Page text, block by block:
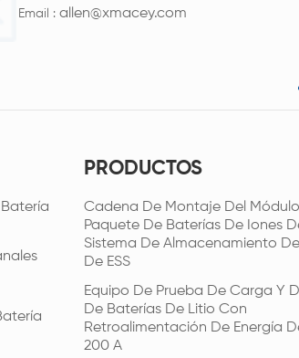
Email :allen@xmacey.com
PRODUCTOS
Cadena De Montaje Del Módulo
Paquete De Baterías De Iones
Sistema De Almacenamiento
De ESS
Equipo De Prueba De Carga Y
De Baterías De Litio Con
Retroalimentación De Energía
200 A